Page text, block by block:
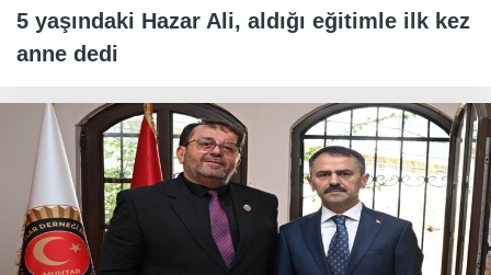
5 yaşındaki Hazar Ali, aldığı eğitimle ilk kez
anne dedi